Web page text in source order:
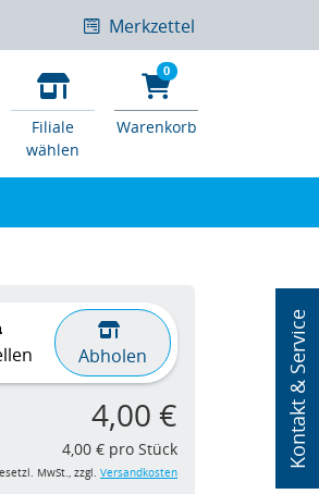
Kontakt & Service
Merkzettel
Filiale
wählen
0
Warenkorb
Abholen
4,00 €
4,00 € pro Stück
MwSt., zzgl. Versandkosten